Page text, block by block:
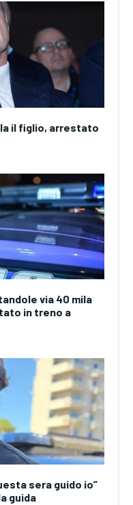
il figlio, arrestato
via 40 mila
in treno a
sera guido io”
guida